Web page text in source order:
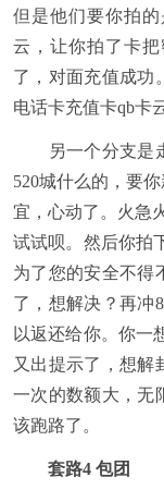
但是他们要你拍
云，让你拍了卡
了，对面充值成功
电话卡充值卡qb卡
另一个分支是走
520城什么的，要
宜，心动了。火急
试试呗。然后你拍
为了您的安全不得
了，想解决？再冲
以返还给你。你一
又出提示了，想解
一次的数额大，无
该跑路了。
套路4 包团